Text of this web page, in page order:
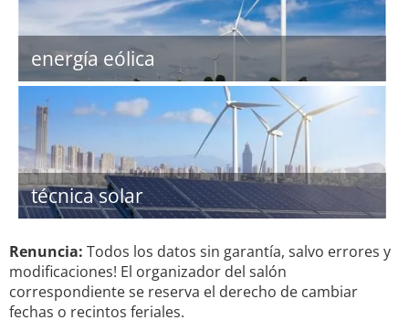
energía eólica
técnica solar
Renuncia: Todos los datos sin garantía, salvo errores y
modificaciones! El organizador del salón
correspondiente se reserva el derecho de cambiar
fechas o recintos feriales.